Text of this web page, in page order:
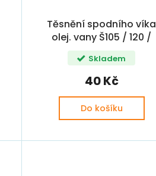
Těsnění spodního víka
olej. vany Š105 / 120 /
FAVORIT / FELICIA
Skladem
40 Kč
Do košíku